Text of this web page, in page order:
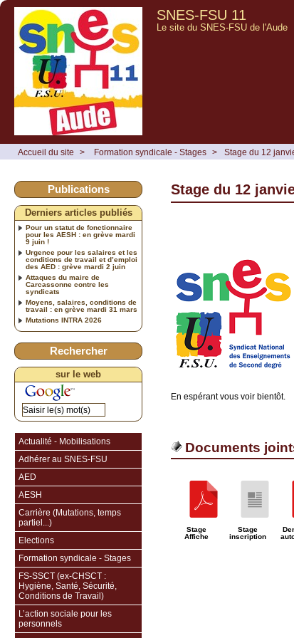
SNES-FSU 11
Le site du SNES-FSU de l'Aude
Accueil du site > Formation syndicale - Stages > Stage du 12
Stage du 12
En espérant vous voir bientôt.
Documents
Stage
Affiche
Stage
inscription
Publications
Derniers articles publiés
Pour un statut de fonctionnaire
pour les AESH : en grève mardi
9 juin !
Urgence pour les salaires et les
conditions de travail et d’emploi
des AED : grève mardi 2 juin
Attaques du maire de
Carcassonne contre les
syndicats
Moyens, salaires, conditions de
travail : en grève mardi 31 mars
Mutations INTRA 2026
Rechercher
sur le web
Actualité - Mobilisations
Adhérer au SNES-FSU
AED
AESH
Carrière (Mutations, temps
partiel...)
Elections
Formation syndicale - Stages
FS-SSCT (ex-CHSCT :
Hygiène, Santé, Sécurité,
Conditions de Travail)
L’action sociale pour les
personnels